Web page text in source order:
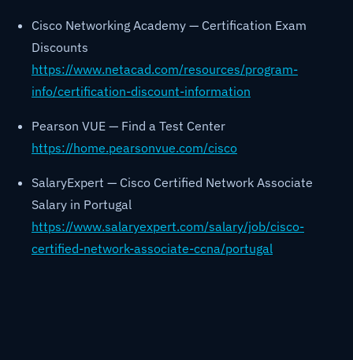
Cisco Networking Academy — Certification Exam
Discounts
https://www.netacad.com/resources/program-
info/certification-discount-information
Pearson VUE — Find a Test Center
https://home.pearsonvue.com/cisco
SalaryExpert — Cisco Certified Network Associate
Salary in Portugal
https://www.salaryexpert.com/salary/job/cisco-
certified-network-associate-ccna/portugal